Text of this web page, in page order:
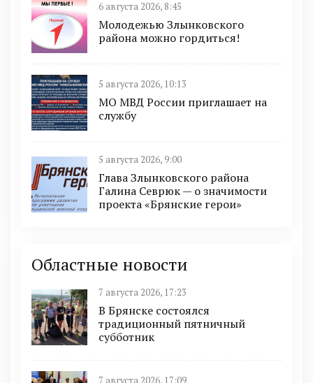
6 августа 2026, 8:45
Молодежью Злынковского
района можно гордиться!
5 августа 2026, 10:13
МО МВД России приглашает на
службу
5 августа 2026, 9:00
Глава Злынковского района
Галина Севрюк — о значимости
проекта «Брянские герои»
Областные новости
7 августа 2026, 17:23
В Брянске состоялся
традиционный пятничный
субботник